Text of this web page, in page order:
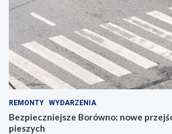
REMONTY WYDARZENIA
Bezpieczniejsze Borówno: nowe
pieszych